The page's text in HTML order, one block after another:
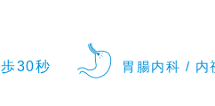
胃腸内科 / 内
30秒